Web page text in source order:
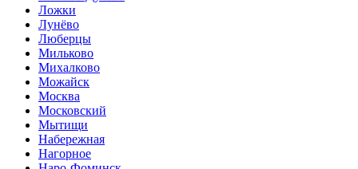
Ложки
Лунёво
Люберцы
Мильково
Михалково
Можайск
Москва
Московский
Мытищи
Набережная
Нагорное